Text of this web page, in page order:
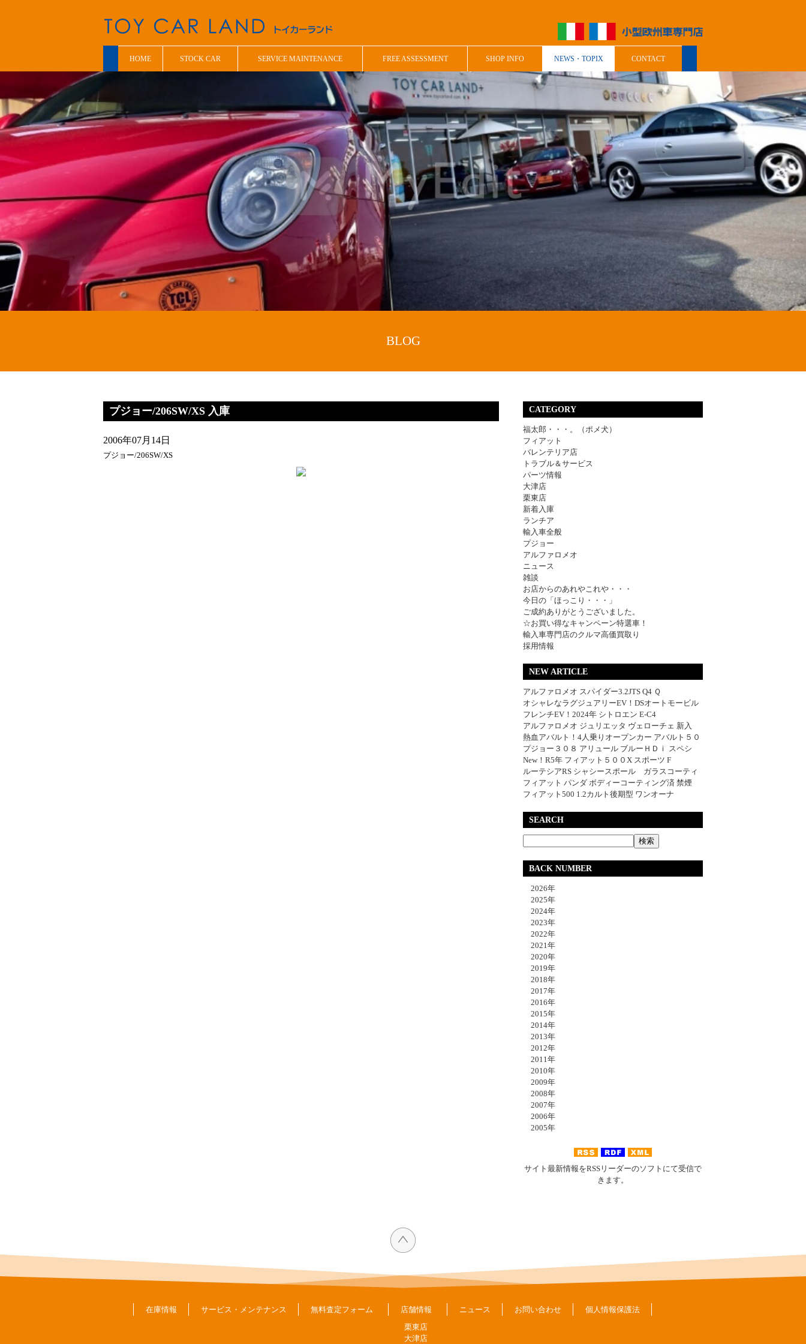
HOME STOCK CAR SERVICE MAINTENANCE FREE ASSESSMENT SHOP INFO NEWS・TOPIX CONTACT
BLOG
プジョー/206SW/XS 入庫
2006年07月14日
プジョー/206SW/XS
CATEGORY
福太郎・・・。（ポメ犬）
フィアット
バレンテリア店
トラブル＆サービス
パーツ情報
大津店
栗東店
新着入庫
ランチア
輸入車全般
プジョー
アルファロメオ
ニュース
雑談
お店からのあれやこれや・・・
今日の「ほっこり・・・」
ご成約ありがとうございました。
☆お買い得なキャンペーン特選車！
輸入車専門店のクルマ高価買取り
採用情報
NEW ARTICLE
アルファロメオ スパイダー3.2JTS Q4 Ｑ
オシャレなラグジュアリーEV！DSオートモービル
フレンチEV！2024年 シトロエン E-C4
アルファロメオ ジュリエッタ ヴェローチェ 新入
熱血アバルト！4人乗りオープンカー アバルト５０
プジョー３０８ アリュール ブルーＨＤｉ スペシ
New！R5年 フィアット５００X スポーツ F
ルーテシアRS シャシースポール ガラスコーティ
フィアット パンダ ボディーコーティング済 禁煙
フィアット500 1.2カルト後期型 ワンオーナ
SEARCH
BACK NUMBER
2026年
2025年
2024年
2023年
2022年
2021年
2020年
2019年
2018年
2017年
2016年
2015年
2014年
2013年
2012年
2011年
2010年
2009年
2008年
2007年
2006年
2005年
サイト最新情報をRSSリーダーのソフトにて受信で
きます。
在庫情報 サービス・メンテナンス 無料査定フォーム
店舗情報
栗東店
大津店
ニュース お問い合わせ 個人情報保護法